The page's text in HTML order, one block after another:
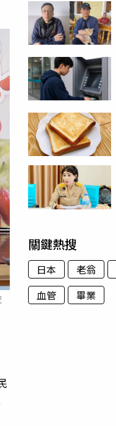
關鍵熱搜
日本 老翁
血管
畢業